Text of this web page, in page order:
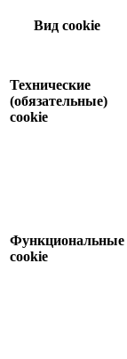
Вид cookie
Технические
(обязательные)
cookie
Функциональные
cookie